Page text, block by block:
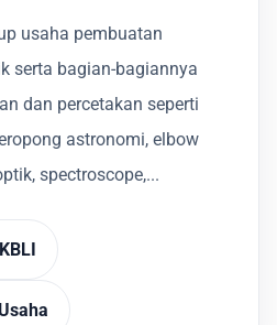
usaha pembuatan
serta bagian-bagiannya
dan percetakan seperti
astronomi, elbow
spectroscope,...